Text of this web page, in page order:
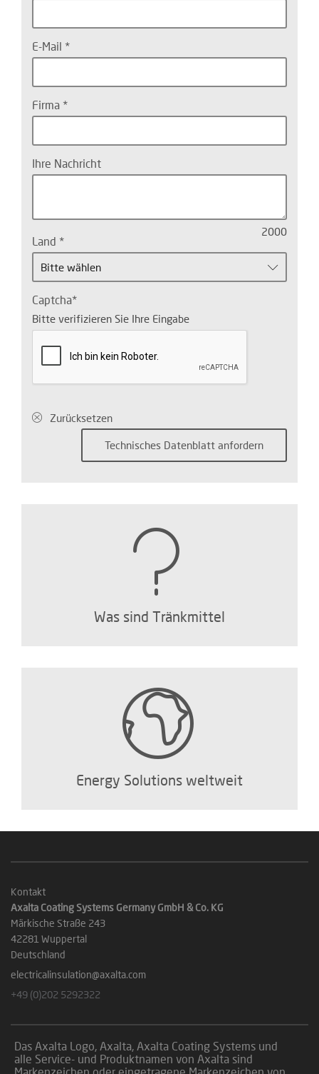
E-Mail
Firma
Ihre Nachricht
2000
Land
Bitte wählen
Captcha
Bitte verifizieren Sie Ihre Eingabe
Zurücksetzen
Was sind Tränkmittel
Energy Solutions weltweit
Kontakt
Axalta Coating Systems Germany GmbH & Co. KG
Märkische Straße 243
42281 Wuppertal
Deutschland
electricalinsulation@axalta.com
+49 (0)202 5292322
Das Axalta Logo, Axalta, Axalta Coating Systems und
alle Service- und Produktnamen von Axalta sind
Markenzeichen oder eingetragene Markenzeichen von